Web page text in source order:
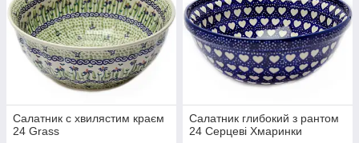
Салатник c хвилястим краєм
24 Grass
Салатник глибокий з рантом
24 Серцеві Хмаринки